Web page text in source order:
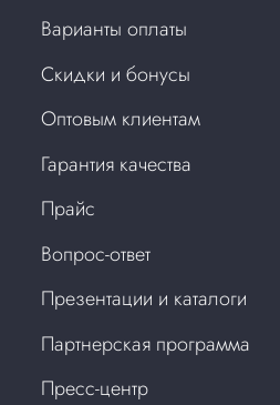
Варианты оплаты
Скидки и бонусы
Оптовым клиентам
Гарантия качества
Прайс
Вопрос-ответ
Презентации и каталоги
Партнерская программа
Пресс-центр